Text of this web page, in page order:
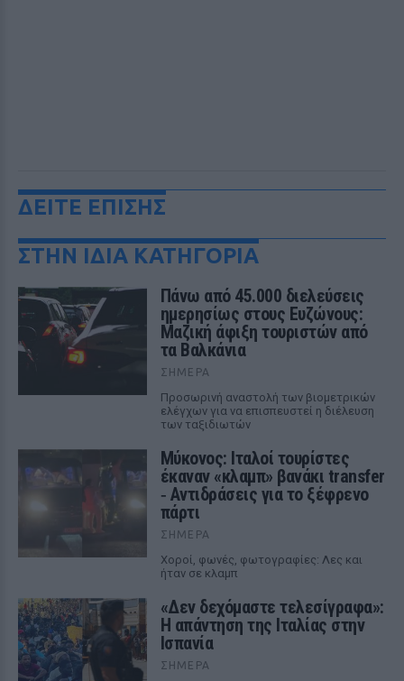
ΔΕΙΤΕ ΕΠΙΣΗΣ
ΣΤΗΝ ΙΔΙΑ ΚΑΤΗΓΟΡΙΑ
Πάνω από 45.000 διελεύσεις
ημερησίως στους Ευζώνους:
Μαζική άφιξη τουριστών από
τα Βαλκάνια
ΣΉΜΕΡΑ
Προσωρινή αναστολή των βιομετρικών
ελέγχων για να επισπευστεί η διέλευση
των ταξιδιωτών
Μύκονος: Ιταλοί τουρίστες
έκαναν «κλαμπ» βανάκι transfer
‑ Αντιδράσεις για το ξέφρενο
πάρτι
ΣΉΜΕΡΑ
Χοροί, φωνές, φωτογραφίες: Λες και
ήταν σε κλαμπ
«Δεν δεχόμαστε τελεσίγραφα»:
Η απάντηση της Ιταλίας στην
Ισπανία
ΣΉΜΕΡΑ